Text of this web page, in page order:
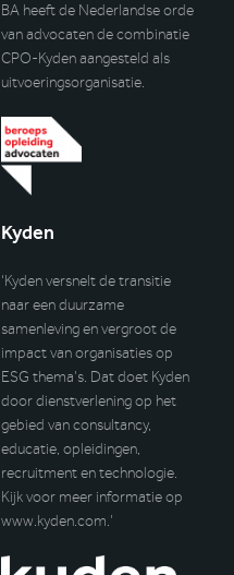
BA heeft de Nederlandse orde
van advocaten de combinatie
CPO-Kyden aangesteld als
uitvoeringsorganisatie.
Kyden
‘Kyden versnelt de transitie
naar een duurzame
samenleving en vergroot de
impact van organisaties op
ESG thema’s. Dat doet Kyden
door dienstverlening op het
gebied van consultancy,
educatie, opleidingen,
recruitment en technologie.
Kijk voor meer informatie op
www.kyden.com.’